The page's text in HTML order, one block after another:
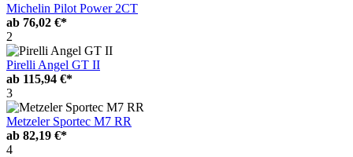
Michelin Pilot Power 2CT
ab 76,02 €*
2
Pirelli Angel GT II
ab 115,94 €*
3
Metzeler Sportec M7 RR
ab 82,19 €*
4